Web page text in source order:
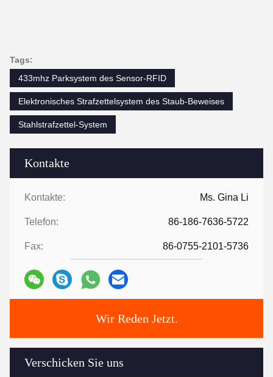
Kontakte
Kontakte: Ms. Gina Li
Telefon: 86-186-7636-5722
Fax: 86-0755-2101-5736
Wir Reden Jetzt.
Verschicken Sie uns
Tags:
433mhz Parksystem des Sensor-RFID
Elektronisches Strafzettelsystem des Staub-Beweises
Stahlstrafzettel-System